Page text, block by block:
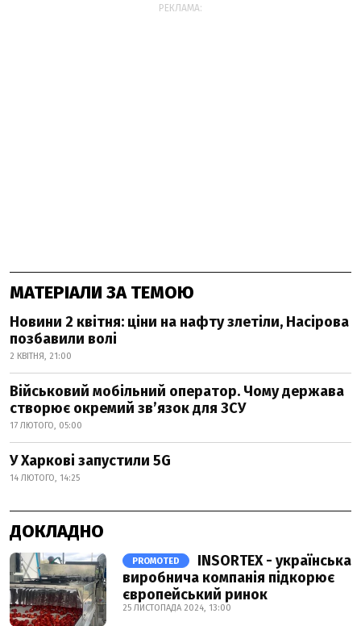
РЕКЛАМА:
МАТЕРІАЛИ ЗА ТЕМОЮ
Новини 2 квітня: ціни на нафту злетіли, Насірова
позбавили волі
2 КВІТНЯ, 21:00
Військовий мобільний оператор. Чому держава
створює окремий зв’язок для ЗСУ
17 ЛЮТОГО, 05:00
У Харкові запустили 5G
14 ЛЮТОГО, 14:25
ДОКЛАДНО
PROMOTED
INSORTEX - українська
виробнича компанія підкорює
європейський ринок
25 ЛИСТОПАДА 2024, 13:00